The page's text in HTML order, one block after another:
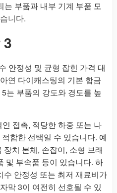
는 부품과 내부 기계 부품 모
니다.
안정성 및 균형 잡힌 가격 대
연 다이캐스팅의 기본 합금
는 부품의 강도와 경도를 높
접촉, 적당한 하중 또는 나
합한 선택일 수 있습니다. 예
치 본체, 손잡이, 소형 브래
및 부속품 등이 있습니다. 하
수 안정성 또는 최저 재료비가
막 3이 여전히 선호될 수 있